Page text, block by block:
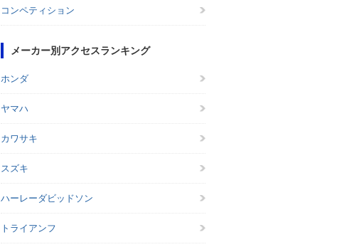
コンペティション
メーカー別アクセスランキング
ホンダ
ヤマハ
カワサキ
スズキ
ハーレーダビッドソン
トライアンフ